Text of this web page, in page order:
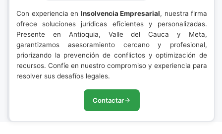
Con experiencia en Insolvencia Empresarial, nuestra firma
ofrece soluciones jurídicas eficientes y personalizadas.
Presente en Antioquia, Valle del Cauca y Meta,
garantizamos asesoramiento cercano y profesional,
priorizando la prevención de conflictos y optimización de
recursos. Confíe en nuestro compromiso y experiencia para
resolver sus desafíos legales.
Contactar